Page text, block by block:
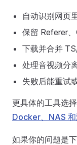
自动识别网页
保留 Referer
下载并合并
处理音视频分
失败后能重试
更具体的工具选择
Docker、NAS 和
如果你的问题是